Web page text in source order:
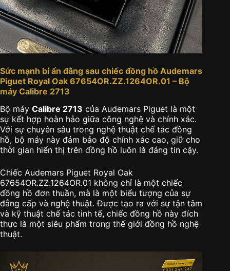
Sức mạnh bí ẩn đằng sau chiếc đồng hồ Audemars
Piguet Royal Oak 67654OR.ZZ.1264OR.01 – Bộ
máy Calibre 2713
Bộ máy Calibre 2713 của Audemars Piguet là một
sự kết hợp hoàn hảo giữa công nghệ và chính xác.
Với sự chuyên sâu trong nghệ thuật chế tác đồng
hồ, bộ máy này đảm bảo độ chính xác cao, giữ cho
thời gian hiển thị trên đồng hồ luôn là đáng tin cậy.
Chiếc Audemars Piguet Royal Oak
67654OR.ZZ.1264OR.01 không chỉ là một chiếc
đồng hồ đơn thuần, mà là một biểu tượng của sự
đẳng cấp và nghệ thuật. Được tạo ra với sự tận tâm
và kỹ thuật chế tác tinh tế, chiếc đồng hồ này đích
thực là một siêu phẩm trong thế giới đồng hồ nghệ
thuật.